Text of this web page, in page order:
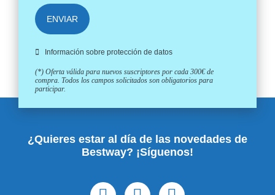
ENVIAR
Información sobre protección de datos
(*) Oferta válida para nuevos suscriptores por cada 300€ de
compra. Todos los campos solicitados son obligatorios para
participar.
¿Quieres estar al día de las novedades de
Bestway? ¡Síguenos!